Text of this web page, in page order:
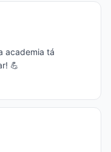
academia tá
💪